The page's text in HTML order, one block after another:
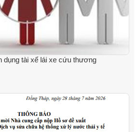
dụng tài xế lái xe cứu thương